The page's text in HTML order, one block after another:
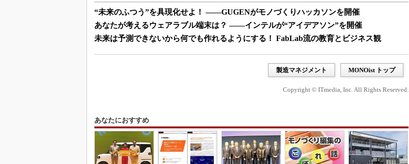
“未来のふつう”を具現化せよ！ ――GUGENがモノづくりハッカソンを開催
あなたが考えるウェアラブル端末は？ ――インテルが“アイデアソン”を開催
未来は予測できないから何でも作れるようにする！ FabLab流の教育とビジネス観
製造マネジメント MONOist トップ
Copyright © ITmedia, Inc. All Rights Reserved.
あなたにおすすめ